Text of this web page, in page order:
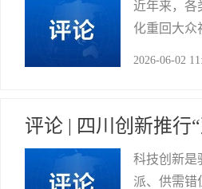
近年来，各
化重回大众
2026-06-02
评论 | 四川创新推行
科技创新是
派、供需错